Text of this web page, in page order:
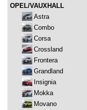
OPEL/VAUXHALL
Astra
Combo
Corsa
Crossland
Frontera
Grandland
Insignia
Mokka
Movano